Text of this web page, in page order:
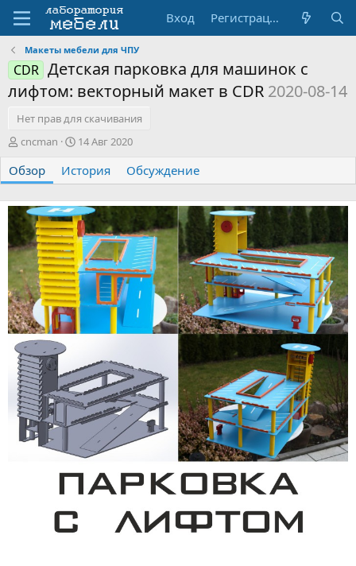
Вход Регистрация
Макеты мебели для ЧПУ
CDR Детская парковка для машинок с
лифтом: векторный макет в CDR 2020-08-14
Нет прав для скачивания
А
т
о
р
cncman
Д
т
а
с
о
з
д
а
н
и
я
14 Авг 2020
Обзор История Обсуждение